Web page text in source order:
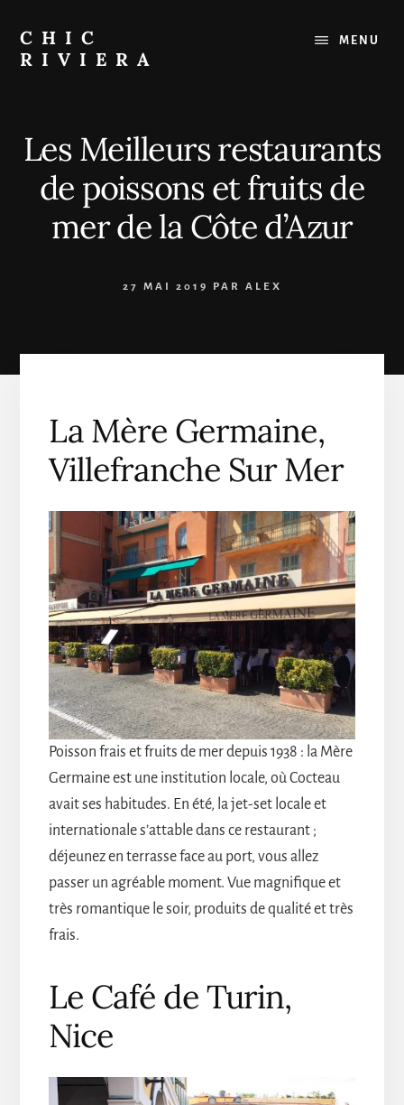
contenu
CHIC
RIVIERA
d'Azur
Restaurants,
MENU
Les Meilleurs restaurants
de poissons et fruits de
mer de la Côte d’Azur
27 MAI 2019 PAR ALEX
La Mère Germaine,
Villefranche Sur Mer
Poisson frais et fruits de mer depuis 1938 : la Mère
Germaine est une institution locale, où Cocteau
avait ses habitudes. En été, la jet-set locale et
internationale s’attable dans ce restaurant ;
déjeunez en terrasse face au port, vous allez
passer un agréable moment. Vue magnifique et
très romantique le soir, produits de qualité et très
frais.
Le Café de Turin,
Nice